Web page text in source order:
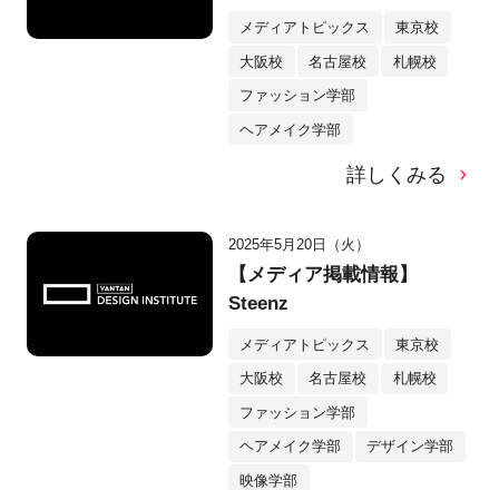
メディアトピックス 東京校
大阪校 名古屋校 札幌校
ファッション学部
ヘアメイク学部
詳しくみる
2025年5月20日（火）
【メディア掲載情報】
Steenz
メディアトピックス 東京校
大阪校 名古屋校 札幌校
ファッション学部
ヘアメイク学部 デザイン学部
映像学部